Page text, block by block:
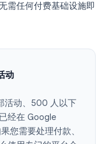
需任何付费基础设施即
动
活动、500 人以下
经在 Google
您需要处理付款、